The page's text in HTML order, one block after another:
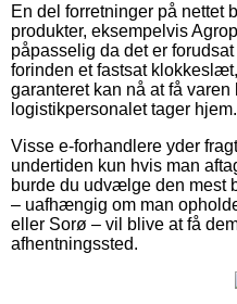
En del forretninger på nettet
produkter, eksempelvis
påpasselig da det er
forinden et fastsat
garanteret kan nå at få varen
logistikpersonalet tager hjem.
Visse e-forhandlere yder
undertiden kun hvis man
burde du udvælge den mest
– uafhængig om man
eller Sorø – vil blive at få
afhentningssted.